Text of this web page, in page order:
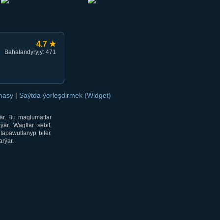
4.7 ★
Bahalandyryjy: 471
| Saýtda ýerleşdirmek (Widget)
Bu maglumatlar
Wagtlar sebit,
biler.